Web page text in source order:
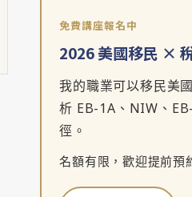
免費講座報名中
2026 美國移民 ×
我的職業可以移民美
析 EB-1A、NIW、
徑。
名額有限，歡迎提前預